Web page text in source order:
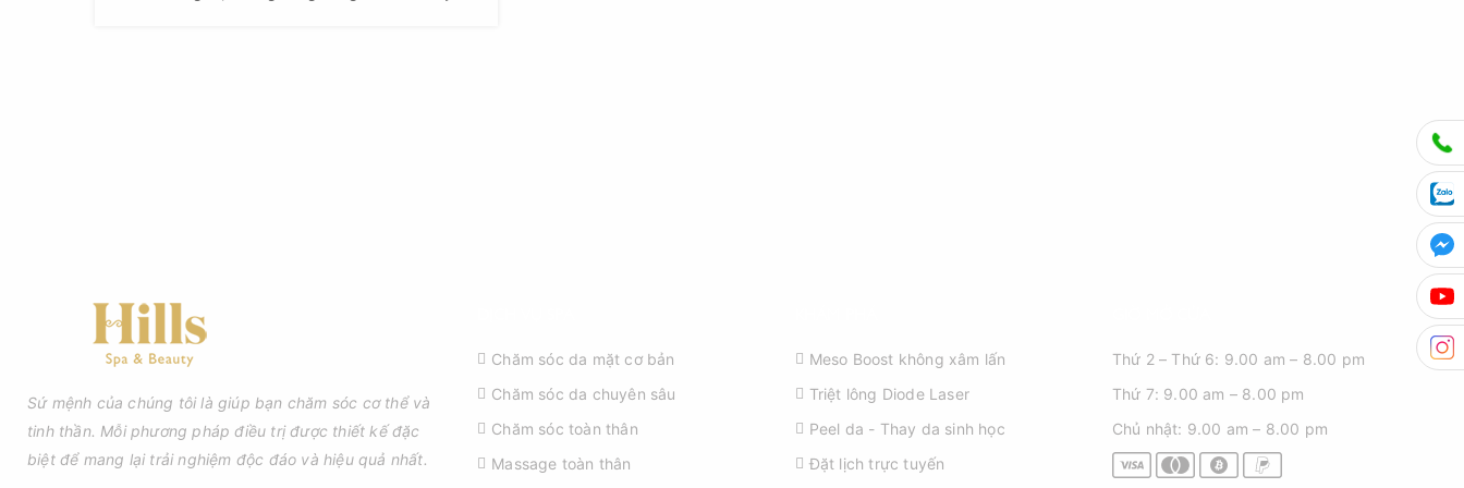
Sứ mệnh của chúng tôi là giúp bạn chăm sóc cơ thể và
tinh thần. Mỗi phương pháp điều trị được thiết kế đặc
biệt để mang lại trải nghiệm độc đáo và hiệu quả nhất.
Chăm sóc da mặt cơ bản
Chăm sóc da chuyên sâu
Chăm sóc toàn thân
Massage toàn thân
Meso Boost không xâm lấn
Triệt lông Diode Laser
Peel da - Thay da sinh học
Đặt lịch trực tuyến
Thứ 2 – Thứ 6: 9.00 am – 8.00 pm
Thứ 7: 9.00 am – 8.00 pm
Chủ nhật: 9.00 am – 8.00 pm